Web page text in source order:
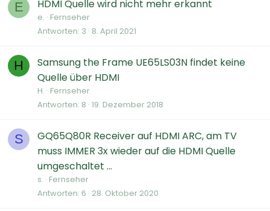
E HDMI Quelle wird nicht mehr erkannt
e. Fernseher
Antworten 3 8. April 2021
H
Samsung the Frame UE65LS03N findet keine
Quelle über HDMI
H. Fernseher
Antworten 8 19. Dezember 2018
S
GQ65Q80R Receiver auf HDMI ARC, am TV
muss IMMER 3x wieder auf die HDMI Quelle
umgeschaltet ...
s. Fernseher
Antworten 6 28. Oktober 2020